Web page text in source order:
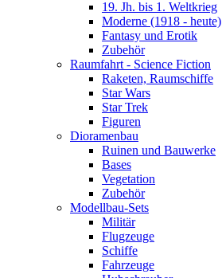
19. Jh. bis 1. Weltkrieg
Moderne (1918 - heute)
Fantasy und Erotik
Zubehör
Raumfahrt - Science Fiction
Raketen, Raumschiffe
Star Wars
Star Trek
Figuren
Dioramenbau
Ruinen und Bauwerke
Bases
Vegetation
Zubehör
Modellbau-Sets
Militär
Flugzeuge
Schiffe
Fahrzeuge